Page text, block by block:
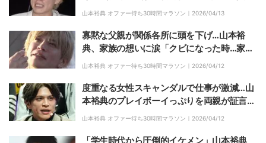
地上波でドラマ観たいみたいなんです！」
山本裕典 オファー待ち30時間マラソン｜ 2026/04/13
寡黙な父親が関係各所に頭を下げ…山本裕
典、家族の想いに涙「クビになった時…家族
が俺以上に世間に気まずかったと思う」
山本裕典 オファー待ち30時間マラソン｜ 2026/04/12
度重なる女性スキャンダルで仕事が激減…山
本裕典のプレイボーイっぷりを両親が証言
「遅かれ早かれこうなると思っていた」
山本裕典 オファー待ち30時間マラソン｜ 2026/04/12
「学生時代から圧倒的イケメン」山本裕典